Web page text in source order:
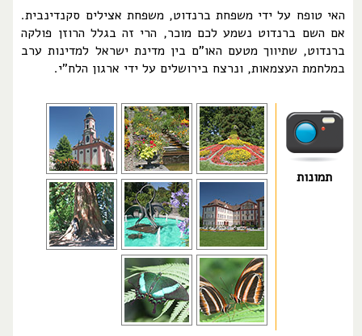
האי טופח על ידי משפחת ברנדוט, משפחת אצילים סקנדינבית.
אם השם ברנדוט נשמע לכם מוכר, הרי זה בגלל הרוזן פולקה
ברנדוט, שתיווך מטעם האו"ם בין מדינת ישראל למדינות ערב
במלחמת העצמאות, ונרצח בירושלים על ידי ארגון הלח"י.
תמונות